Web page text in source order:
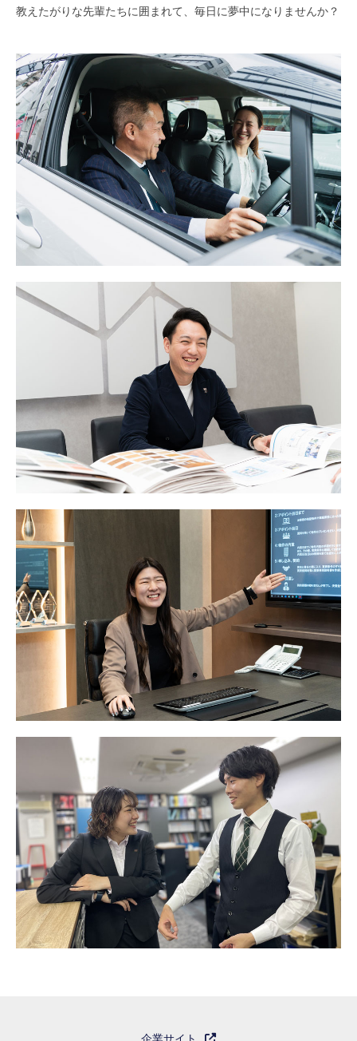
教えたがりな先輩たちに囲まれて、毎日に夢中になりませんか？